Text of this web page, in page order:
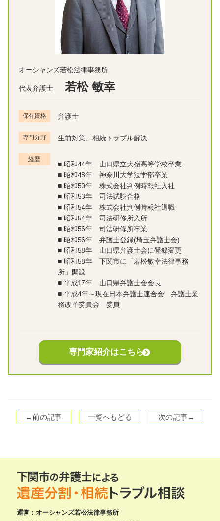
オーシャンズ若松法律事務所
代表弁護士 若松 敏幸
保有資格 弁護士
専門分野 生前対策、相続トラブル解決
経歴
■昭和44年 山口県立大嶺高等学校卒業
■昭和48年 神奈川大学法学部卒業
■昭和50年 株式会社判例時報社入社
■昭和53年 司法試験合格
■昭和54年 株式会社判例時報社退職
■昭和54年 司法研修所入所
■昭和56年 司法研修所卒業
■昭和56年 弁護士登録(埼玉弁護士会)
■昭和58年 山口県弁護士会に登録変更
■昭和58年 下関市に「若松敏幸法律事務
所」開設
■平成17年 山口県弁護士会会長
■平成4年～現在日本弁護士連合会 弁護士業
務改革委員会 委員
専門家紹介はこちら
←前の記事 一覧へもどる 次の記事→
運営：オーシャンズ若松法律事務所